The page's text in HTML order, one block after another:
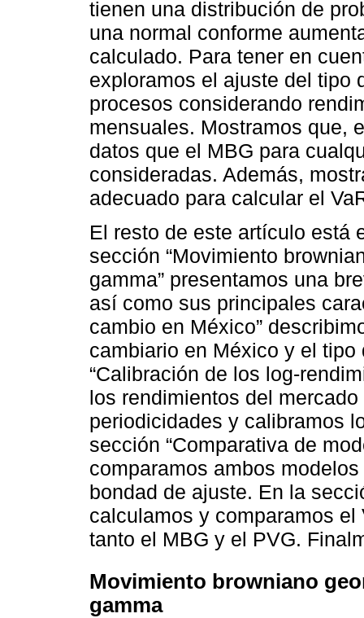
tienen una distribución de
una normal conforme
calculado. Para tener en
exploramos el ajuste del tipo
procesos considerando
mensuales. Mostramos que,
datos que el MBG para
consideradas. Además,
adecuado para calcular el
El resto de este artículo está
sección “Movimiento
gamma” presentamos una
así como sus principales
cambio en México”
cambiario en México y el
“Calibración de los log-
los rendimientos del
periodicidades y calibramos
sección “Comparativa de
comparamos ambos
bondad de ajuste. En la
calculamos y comparamos
tanto el MBG y el PVG.
Movimiento browniano
gamma